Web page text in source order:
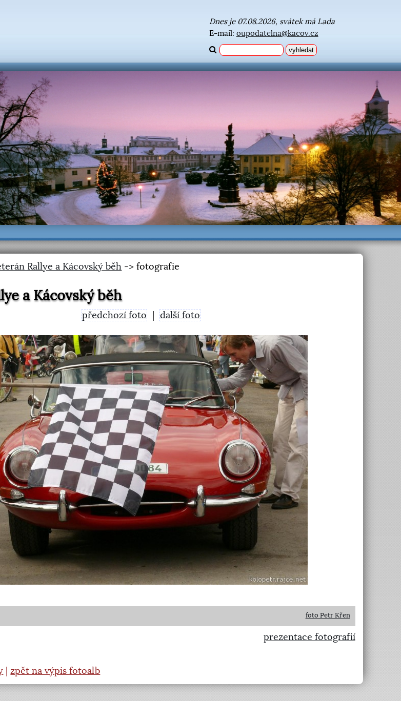
Dnes je 07.08.2026, svátek má Lada
E-mail: oupodatelna@kacov.cz
Rallye a Kácovský běh -> fotografie
a Kácovský běh
předchozí foto další foto
>
foto Petr Křen
prezentace fotografií
|zpět na výpis fotoalb